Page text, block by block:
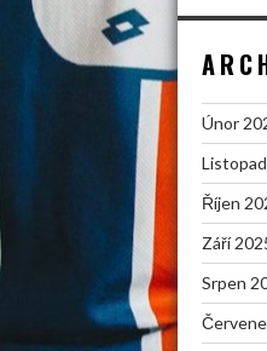
Únor
Říjen
Září
Srpen